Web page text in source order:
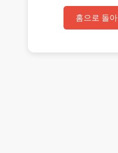
홈으로 돌